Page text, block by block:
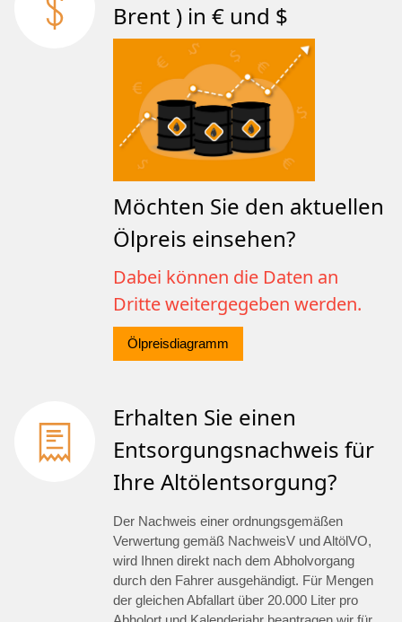
Brent ) in € und $
Möchten Sie den aktuellen
Ölpreis einsehen?
Dabei können die Daten an
Dritte weitergegeben werden.
Ölpreisdiagramm
Erhalten Sie einen
Entsorgungsnachweis für
Ihre Altölentsorgung?
Der Nachweis einer ordnungsgemäßen
Verwertung gemäß NachweisV und AltölVO,
wird Ihnen direkt nach dem Abholvorgang
durch den Fahrer ausgehändigt. Für Mengen
der gleichen Abfallart über 20.000 Liter pro